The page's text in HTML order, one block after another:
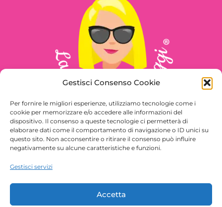
Gestisci Consenso Cookie
Per fornire le migliori esperienze, utilizziamo tecnologie come i
cookie per memorizzare e/o accedere alle informazioni del
dispositivo. Il consenso a queste tecnologie ci permetterà di
elaborare dati come il comportamento di navigazione o ID unici su
questo sito. Non acconsentire o ritirare il consenso può influire
negativamente su alcune caratteristiche e funzioni.
Gestisci servizi
Accetta
Seguimi sui social